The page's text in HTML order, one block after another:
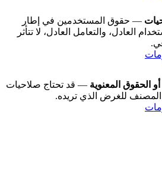
— حقوق المستخدمين في إطار
العادل، والتعامل العادل، لا تتأثر
الحقوق المعنوية — قد تحتاج صلاحيات
المصنف للغرض الذي تريده.